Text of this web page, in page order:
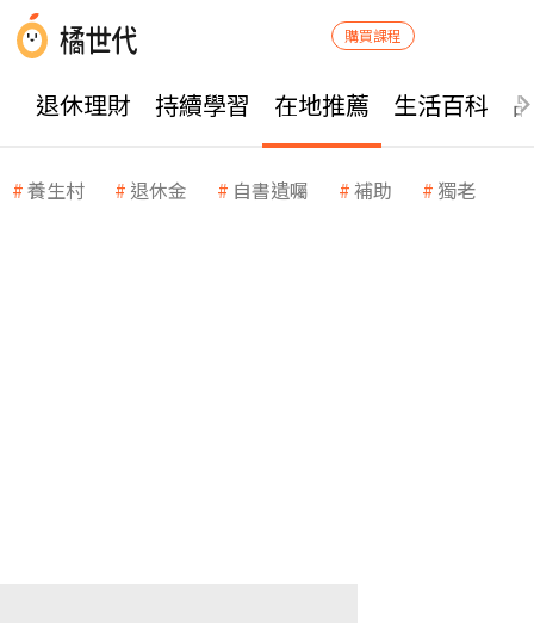
購買課程
退休理財 持續學習 在地推薦 生活百科
養生村 退休金 自書遺囑 補助 獨老